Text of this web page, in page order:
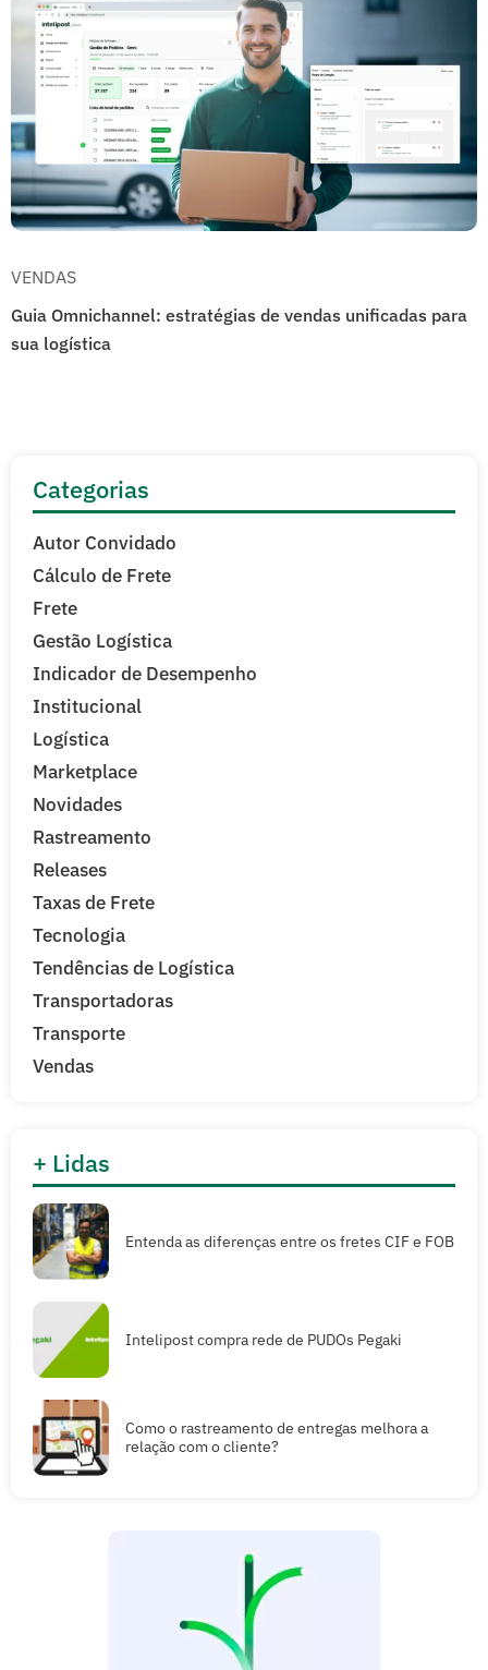
VENDAS
Guia Omnichannel: estratégias de vendas unificadas para
sua logística
Categorias
Autor Convidado
Cálculo de Frete
Frete
Gestão Logística
Indicador de Desempenho
Institucional
Logística
Marketplace
Novidades
Rastreamento
Releases
Taxas de Frete
Tecnologia
Tendências de Logística
Transportadoras
Transporte
Vendas
+ Lidas
Entenda as diferenças entre os fretes CIF e FOB
Intelipost compra rede de PUDOs Pegaki
Como o rastreamento de entregas melhora a
relação com o cliente?